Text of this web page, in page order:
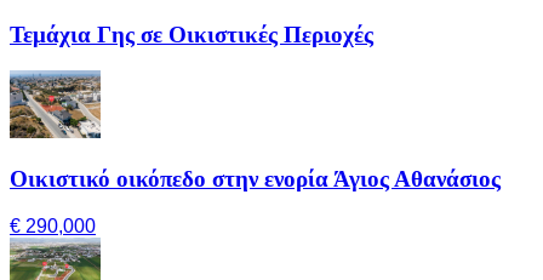
Τεμάχια Γης σε Οικιστικές Περιοχές
Οικιστικό οικόπεδο στην ενορία Άγιος Αθανάσιος
€ 290,000